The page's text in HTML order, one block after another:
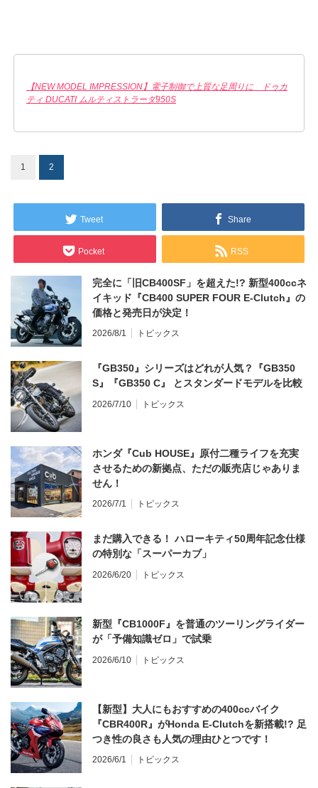
【NEW MODEL IMPRESSION】電子制御で上質な足周りに ドゥカ
ティ DUCATI ムルティストラーダ950S
1 2
Tweet Share
Pocket RSS
完全に「旧CB400SF」を超えた!? 新型400ccネ
イキッド『CB400 SUPER FOUR E-Clutch』の
価格と発売日が決定！
2026/8/1 トピックス
『GB350』シリーズはどれが人気？『GB350
S』『GB350 C』 とスタンダードモデルを比較
2026/7/10 トピックス
ホンダ『Cub HOUSE』原付二種ライフを充実
させるための新拠点、ただの販売店じゃありま
せん！
2026/7/1 トピックス
まだ購入できる！ ハローキティ50周年記念仕様
の特別な「スーパーカブ」
2026/6/20 トピックス
新型『CB1000F』を普通のツーリングライダー
が「予備知識ゼロ」で試乗
2026/6/10 トピックス
【新型】大人にもおすすめの400ccバイク
『CBR400R』がHonda E-Clutchを新搭載!? 足
つき性の良さも人気の理由ひとつです！
2026/6/1 トピックス